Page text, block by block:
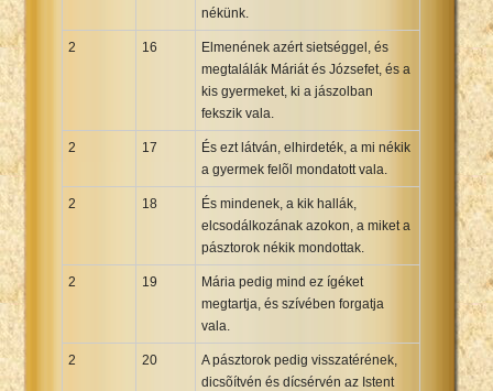
nékünk.
2 16
Elmenének azért sietséggel, és
megtalálák Máriát és Józsefet, és a
kis gyermeket, ki a jászolban
fekszik vala.
2 17
És ezt látván, elhirdeték, a mi nékik
a gyermek felõl mondatott vala.
2 18
És mindenek, a kik hallák,
elcsodálkozának azokon, a miket a
pásztorok nékik mondottak.
2 19
Mária pedig mind ez ígéket
megtartja, és szívében forgatja
vala.
2 20
A pásztorok pedig visszatérének,
dicsõítvén és dícsérvén az Istent